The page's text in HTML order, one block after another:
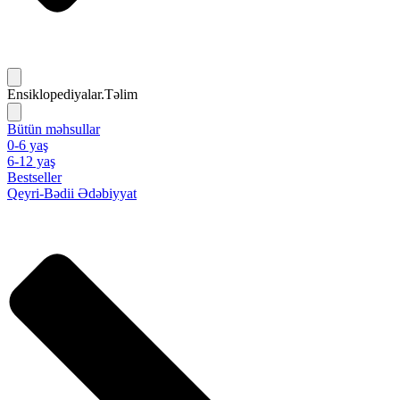
Ensiklopediyalar.Təlim
Bütün məhsullar
0-6 yaş
6-12 yaş
Bestseller
Qeyri-Bədii Ədəbiyyat